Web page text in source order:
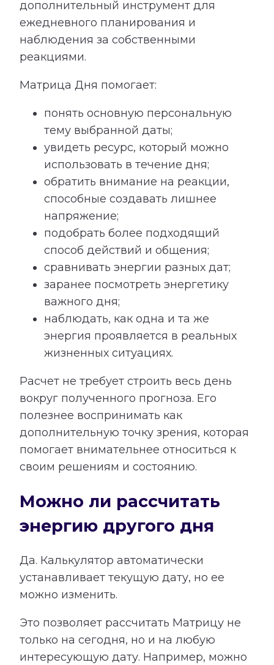
дополнительный инструмент для
ежедневного планирования и
наблюдения за собственными
реакциями.
Матрица Дня помогает:
понять основную персональную
тему выбранной даты;
увидеть ресурс, который можно
использовать в течение дня;
обратить внимание на реакции,
способные создавать лишнее
напряжение;
подобрать более подходящий
способ действий и общения;
сравнивать энергии разных дат;
заранее посмотреть энергетику
важного дня;
наблюдать, как одна и та же
энергия проявляется в реальных
жизненных ситуациях.
Расчет не требует строить весь день
вокруг полученного прогноза. Его
полезнее воспринимать как
дополнительную точку зрения, которая
помогает внимательнее относиться к
своим решениям и состоянию.
Можно ли рассчитать
энергию другого дня
Да. Калькулятор автоматически
устанавливает текущую дату, но ее
можно изменить.
Это позволяет рассчитать Матрицу не
только на сегодня, но и на любую
интересующую дату. Например, можно